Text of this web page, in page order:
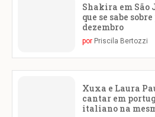
Shakira em São
que se sabe
dezembro
por Priscila Bertozzi
Xuxa e Laura
cantar em
italiano na